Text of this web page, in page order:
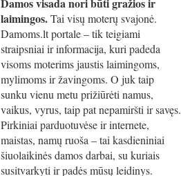
laimingos.Tai visų moterų svajonė.
Damoms.lt portale – tik teigiami
straipsniai ir informacija, kuri padeda
visoms moterims jaustis laimingoms,
mylimoms ir žavingoms. O juk taip
sunku vienu metu prižiūrėti namus,
vaikus, vyrus, taip pat nepamiršti ir savęs.
Pirkiniai parduotuvėse ir internete,
maistas, namų ruoša – tai kasdieniniai
šiuolaikinės damos darbai, su kuriais
susitvarkyti ir padės mūsų leidinys.